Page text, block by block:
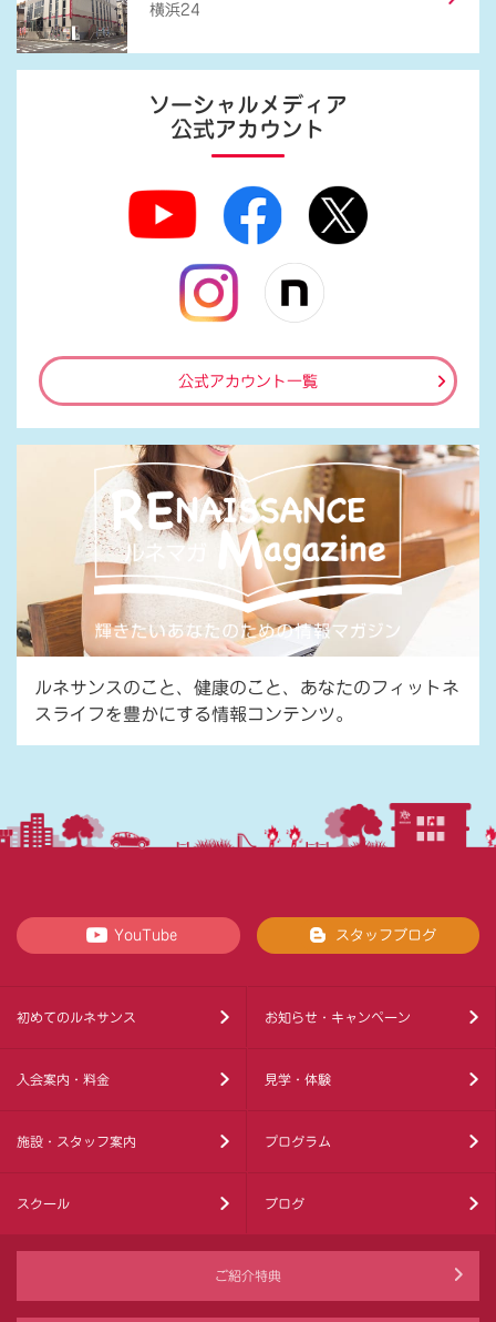
横浜24
ソーシャルメディア
公式アカウント
公式アカウント一覧
ルネサンスのこと、健康のこと、あなたのフィットネ
スライフを豊かにする情報コンテンツ。
YouTube スタッフブログ
初めてのルネサンス お知らせ・キャンペーン
入会案内・料金 見学・体験
施設・スタッフ案内 プログラム
スクール ブログ
ご紹介特典